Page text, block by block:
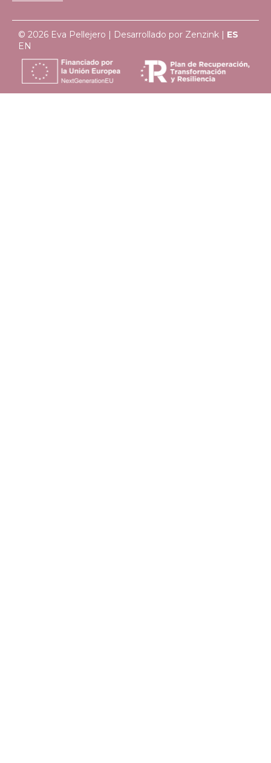
© 2026 Eva Pellejero | Desarrollado por Zenzink
ES
EN